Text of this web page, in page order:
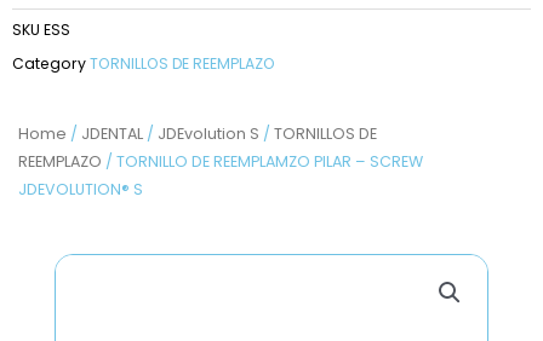
Home / JDENTAL / JDEvolution S / TORNILLOS DE
REEMPLAZO / TORNILLO DE REEMPLAMZO PILAR – SCREW
JDEVOLUTION® S
-
JDEVOLUTION®
quantity
SKU ESS
CategoryTORNILLOS DE REEMPLAZO